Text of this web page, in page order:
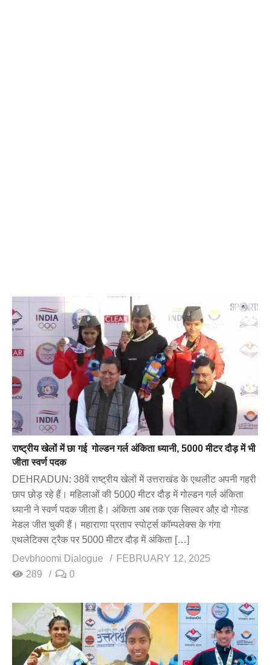
राष्ट्रीय खेलों में छा गई गोल्डन गर्ल अंकिता ध्यानी, 5000 मीटर दौड़ में भी
जीता स्वर्ण पदक
DEHRADUN: 38वें राष्ट्रीय खेलों में उत्तराखंड के एथलीट अपनी गहरी
छाप छोड़ रहे हैं। महिलाओं की 5000 मीटर दौड़ में गोल्डन गर्ल अंकिता
ध्यानी ने स्वर्ण पदक जीता है। अंकिता अब तक एक सिल्वर औऱ दो गोल्ड
मेडल जीत चुकी हैं। महाराणा प्रताप स्पोर्ट्स कॉम्पलेक्स के गंगा
एथलेटिक्स ट्रैक पर 5000 मीटर दौड़ में अंकिता […]
Devbhoomi Dialogue
FEBRUARY 12, 2025
289
0